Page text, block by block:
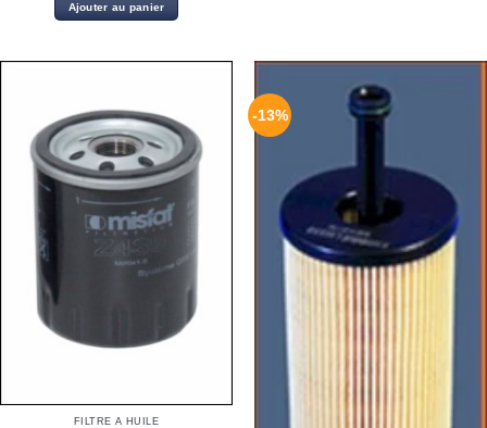
Ajouter au panier
FILTRE À HUILE
-13%